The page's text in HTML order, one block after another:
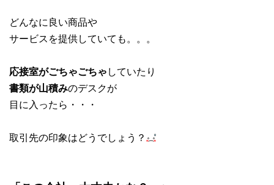
どんなに良い商品や
サービスを提供していても。。。
応接室がごちゃごちゃしていたり
書類が山積みのデスクが
目に入ったら・・・
取引先の印象はどうでしょう？